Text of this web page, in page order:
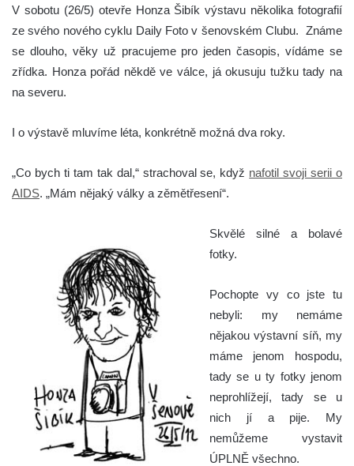
V sobotu (26/5) otevře Honza Šibík výstavu několika fotografií
ze svého nového cyklu Daily Foto v šenovském Clubu. Známe
se dlouho, věky už pracujeme pro jeden časopis, vídáme se
zřídka. Honza pořád někdě ve válce, já okusuju tužku tady na
na severu.
I o výstavě mluvíme léta, konkrétně možná dva roky.
„Co bych ti tam tak dal,“ strachoval se, když nafotil svoji serii o
AIDS. „Mám nějaký války a zěmětřesení“.
Skvělé silné a bolavé
fotky.
Pochopte vy co jste tu
nebyli: my nemáme
nějakou výstavní síň, my
máme jenom hospodu,
tady se u ty fotky jenom
neprohlížejí, tady se u
nich jí a pije. My
nemůžeme vystavit
ÚPLNĚ všechno.